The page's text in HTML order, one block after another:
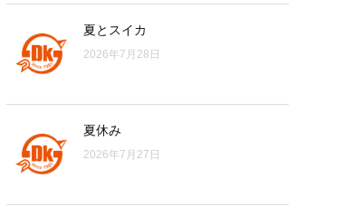
夏とスイカ
2026年7月28日
夏休み
2026年7月27日